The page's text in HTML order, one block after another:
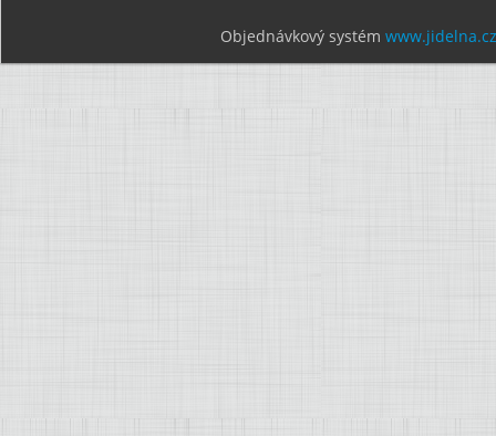
Objednávkový systém www.jidelna.cz